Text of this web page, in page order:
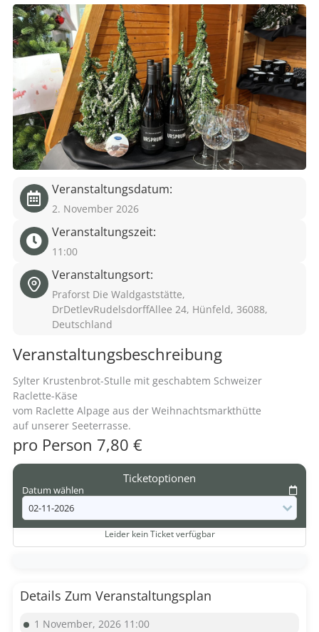
Veranstaltungsdatum:
2. November 2026
Veranstaltungszeit:
11:00
Veranstaltungsort:
Praforst Die Waldgaststätte,
DrDetlevRudelsdorffAllee 24, Hünfeld, 36088,
Deutschland
Veranstaltungsbeschreibung
Sylter Krustenbrot-Stulle mit geschabtem Schweizer
Raclette-Käse
vom Raclette Alpage aus der Weihnachtsmarkthütte
auf unserer Seeterrasse.
pro Person 7,80 €
Ticketoptionen
Datum wählen
Leider kein Ticket verfügbar
Details Zum Veranstaltungsplan
1 November, 2026 11:00